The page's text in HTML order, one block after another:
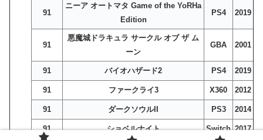
91
ニーア オートマタ Game of the YoRHa
Edition
PS4 2019
91
悪魔城ドラキュラ サークル オブ ザ ム
ーン
GBA 2001
91 バイオハザード2 PS4 2019
91 ファークライ3 X360 2012
91 ダークソウルII PS3 2014
91 ショベルナイト Switch 2017